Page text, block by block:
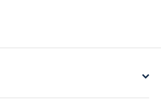
de 20 minutes. Allonger vous sous une